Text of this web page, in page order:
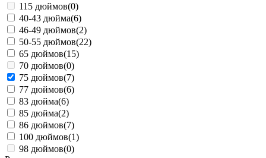
115 дюймов(0)
40-43 дюйма(6)
46-49 дюймов(2)
50-55 дюймов(22)
65 дюймов(15)
70 дюймов(0)
75 дюймов(7)
77 дюймов(6)
83 дюйма(6)
85 дюйма(2)
86 дюймов(7)
100 дюймов(1)
98 дюймов(0)